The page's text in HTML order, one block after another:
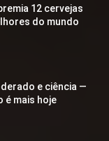
12 cervejas
do mundo
e ciência —
é mais hoje